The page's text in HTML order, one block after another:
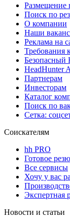
Размещение
Поиск по
О компании
Наши
Реклама на
Требования
Безопасный
HeadHunter
Партнерам
Инвесторам
Каталог
Поиск по
Сетка:
Соискателям
hh PRO
Готовое
Все сервисы
Хочу у вас
Экспертная
Новости и статьи